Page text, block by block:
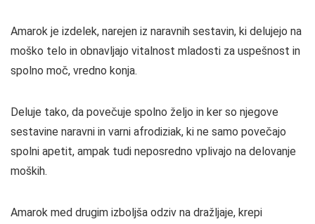
Amarok je izdelek, narejen iz naravnih sestavin, ki delujejo na
moško telo in obnavljajo vitalnost mladosti za uspešnost in
spolno moč, vredno konja.
Deluje tako, da povečuje spolno željo in ker so njegove
sestavine naravni in varni afrodiziak, ki ne samo povečajo
spolni apetit, ampak tudi neposredno vplivajo na delovanje
moških.
Amarok med drugim izboljša odziv na dražljaje, krepi